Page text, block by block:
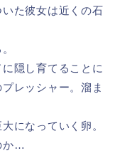
た彼女は近くの石
隠し育てることに
レッシャー。溜ま
になっていく卵。
か…